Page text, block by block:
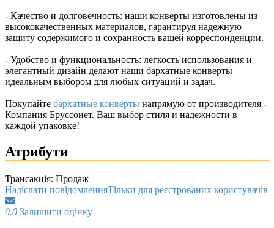
- Качество и долговечность: наши конверты изготовлены из
высококачественных материалов, гарантируя надежную
защиту содержимого и сохранность вашей корреспонденции.
- Удобство и функциональность: легкость использования и
элегантный дизайн делают наши бархатные конверты
идеальным выбором для любых ситуаций и задач.
Покупайте бархатные конверты напрямую от производителя -
Компания Бруссонет. Ваш выбор стиля и надежности в
каждой упаковке!
Атрибути
Трансакція: Продаж
Надіслати повідомленняТільки для реєстрованих користувачів
0.0 Залишити оцінку